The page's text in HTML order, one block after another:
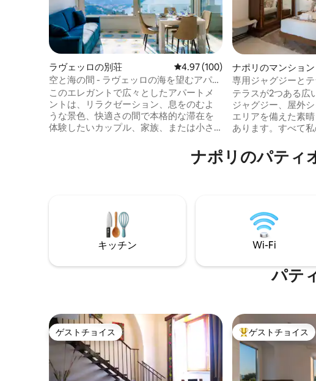
ラヴェッロの別荘 レビュー100件、5つ星中4.97つ星
4.97 (100)
空と海の間 - ラヴェッロの海を望むアパー
トメント
このエレガントで広々としたアパートメ
ントは、リラクゼーション、息をのむよ
うな景色、快適さの間で本格的な滞在を
体験したいカップル、家族、または小さ
介します。 • 2つの快適で上品な家具付き
の寝室。 •モダンなバスルーム2室、プラ
クセスできる明るいリビングルーム。 • 自
宅のようにくつろぐために必要なものが
すべて揃ったキッチン。 •アマルフィ海岸
では本当の贅沢な2台分の無料専用駐車
り、ドゥオーモ広場、ヴィラ・ルフォ
ナポリのマンション
ト
専用ジャグジーと
めが楽しめるスイ
テラスが2つある広
ジャグジー、屋外
エリアを備えた素
あります。すべて
ものです。 ロケー
ラスからの眺めは
ートがある小さな
共有キッチンがあ
はありませんので
あります。
ナポリのパティ
キッチン Wi-Fi
パテ
ゲストチョイス
ゲストチョイス 大好評のゲストチョ
ゲストチョイス